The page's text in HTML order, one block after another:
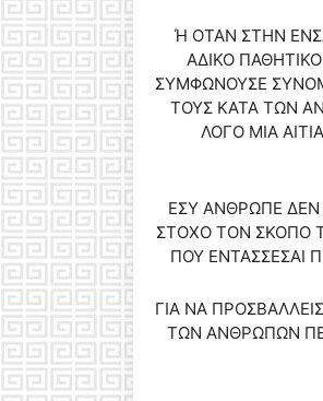
Ή ΟΤΑΝ ΣΤΗΝ
ΑΔΙΚΟ
ΣΥΜΦΩΝΟΥΣΕ
ΤΟΥΣ ΚΑΤΑ ΤΩΝ
ΛΟΓΟ ΜΙΑ
ΕΣΥ ΑΝΘΡΩΠΕ ΔΕΝ
ΣΤΟΧΟ ΤΟΝ ΣΚΟΠΟ
ΠΟΥ ΕΝΤΑΣΣΕΣΑΙ
ΓΙΑ ΝΑ
ΤΩΝ ΑΝΘΡΩΠΩΝ